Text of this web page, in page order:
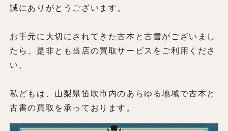
誠にありがとうございます。
お手元に大切にされてきた古本と古書がございまし
たら、是非とも当店の買取サービスをご利用くださ
い。
私どもは、山梨県笛吹市内のあらゆる地域で古本と
古書の買取を承っております。